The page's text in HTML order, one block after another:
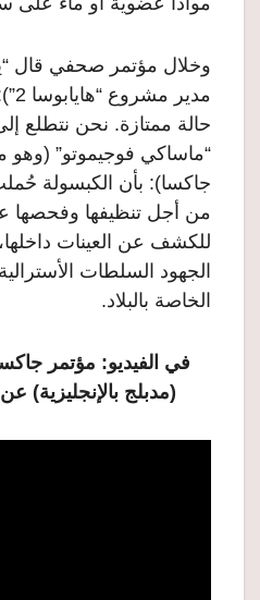
وخلال مؤتمر صحفي قال
حالة ممتازة. نحن نتطلع
“ماساكي فوجيموتو”
جاكسا): بأن الكبسولة
من أجل تنظيفها وفحصها
للكشف عن العينات
الجهود السلطات
الخاصة بالبلاد.
في الفيديو: مؤتمر
(مدبلج بالإنجليزية)